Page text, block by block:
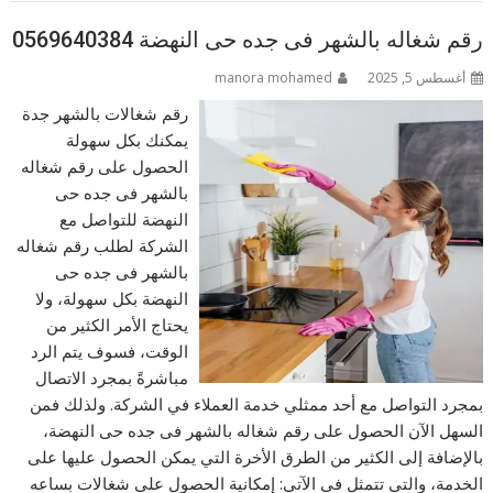
رقم شغاله بالشهر فى جده حى النهضة 0569640384
أغسطس 5, 2025 manora mohamed
رقم شغالات بالشهر جدة
يمكنك بكل سهولة
الحصول على رقم شغاله
بالشهر فى جده حى
النهضة للتواصل مع
الشركة لطلب رقم شغاله
بالشهر فى جده حى
النهضة بكل سهولة، ولا
يحتاج الأمر الكثير من
الوقت، فسوف يتم الرد
مباشرةً بمجرد الاتصال
بمجرد التواصل مع أحد ممثلي خدمة العملاء في الشركة. ولذلك فمن
السهل الآن الحصول على رقم شغاله بالشهر فى جده حى النهضة،
بالإضافة إلى الكثير من الطرق الأخرة التي يمكن الحصول عليها على
الخدمة، والتي تتمثل في الآتي: إمكانية الحصول على شغالات بساعه